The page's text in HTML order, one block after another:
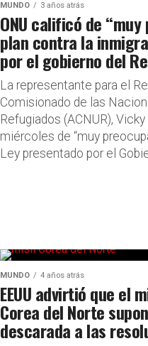
MUNDO 3 años atrás
ONU calificó de
plan contra la
por el gobierno del
La representante para el
Comisionado de las
Refugiados (ACNUR),
miércoles de “muy
Ley presentado por el
MUNDO 4 años atrás
EEUU advirtió que el
Corea del Norte
descarada a las